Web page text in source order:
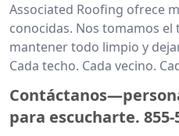
Associated Roofing ofrece
conocidas. Nos tomamos el
mantener todo limpio y
Cada techo. Cada vecino.
para escucharte. 855-